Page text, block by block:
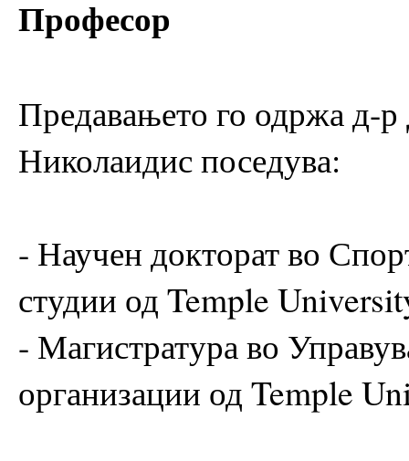
Професор
Предавањето го одржа д-
Николаидис поседува:
- Научен докторат во
студии од Temple
- Магистратура во
организации од Temple